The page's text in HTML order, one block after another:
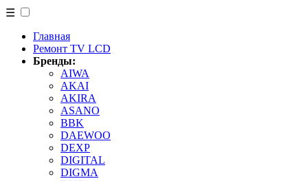
☰
Главная
Ремонт TV LCD
Бренды:
AIWA
AKAI
AKIRA
ASANO
BBK
DAEWOO
DEXP
DIGITAL
DIGMA